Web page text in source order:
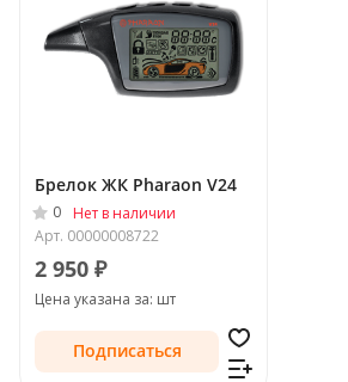
Брелок ЖК Pharaon V24
0
Нет в наличии
Арт. 00000008722
2 950 ₽
Цена указана за: шт
Подписаться